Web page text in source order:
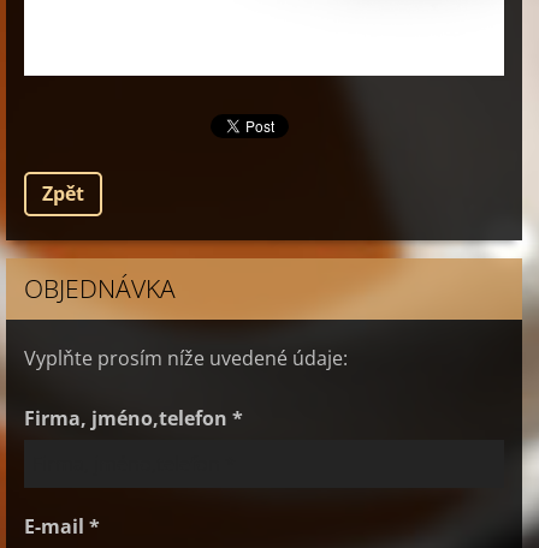
Zpět
OBJEDNÁVKA
Vyplňte prosím níže uvedené údaje:
Firma, jméno,telefon *
E-mail *